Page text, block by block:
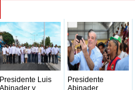
Presidente Luis
Abinader y
Presidente
Abinader